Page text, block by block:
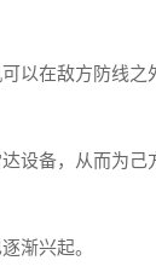
以在敌方防线之
设备，从而为己
渐兴起。